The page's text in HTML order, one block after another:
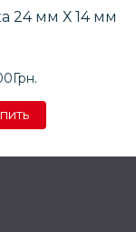
24 мм Х 14 мм